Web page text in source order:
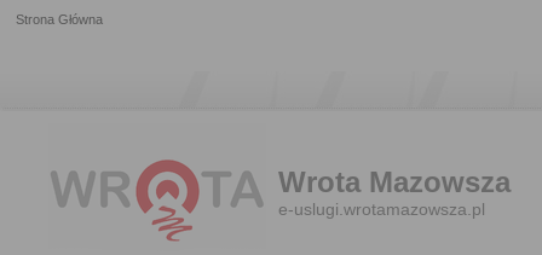
Strona Główna
Wrota Mazowsza
e-uslugi.wrotamazowsza.pl